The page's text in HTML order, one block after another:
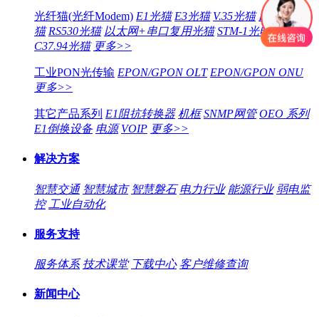
光纤猫(光纤Modem) E1光猫 E3光猫 V.35光猫 以太网光
猫 RS530光猫 以太网+串口复用光猫 STM-1光电转换器
C37.94光猫 更多>>
工业PON光传输 EPON/GPON OLT EPON/GPON ONU
更多>>
其它产品系列 E1阻抗转换器 机框 SNMP网管 OEO 系列
E1倒换设备 电源 VOIP 更多>>
解决方案
智慧交通 智慧城市 智慧磐石 电力行业 能源行业 弱电监
控 工业自动化
服务支持
服务体系 技术课堂 下载中心 客户维修查询
新闻中心